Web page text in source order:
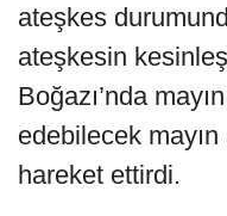
ateşkes
ateşkesin
Boğazı’nda
edebilecek
hareket ettirdi.